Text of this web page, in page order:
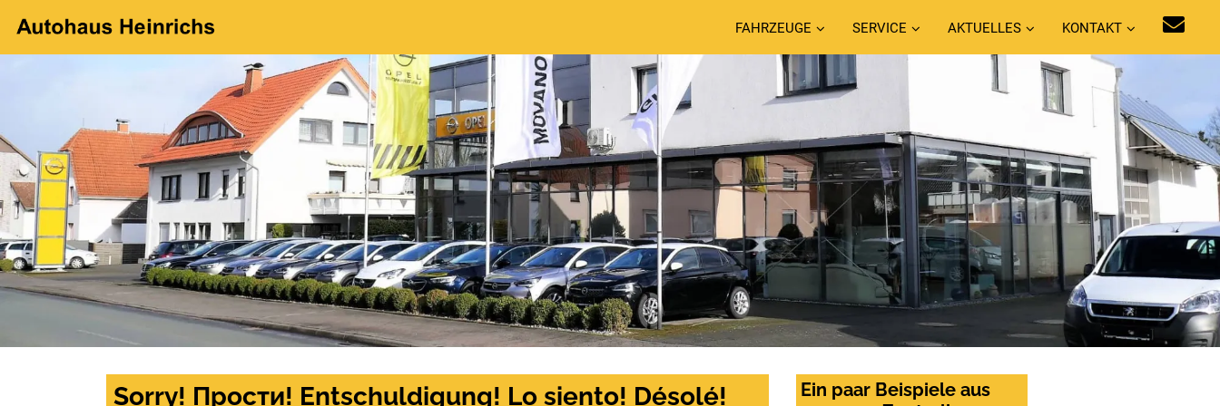
FAHRZEUGE SERVICE AKTUELLES KONTAKT
Sorry! Прости! Entschuldigung! Lo siento! Désolé!
Ein paar Beispiele aus